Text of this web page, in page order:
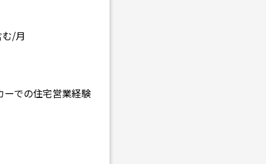
/月
ーでの住宅営業経験